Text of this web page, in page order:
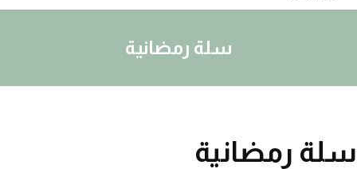
سلة رمضانية
سلة رمضانية